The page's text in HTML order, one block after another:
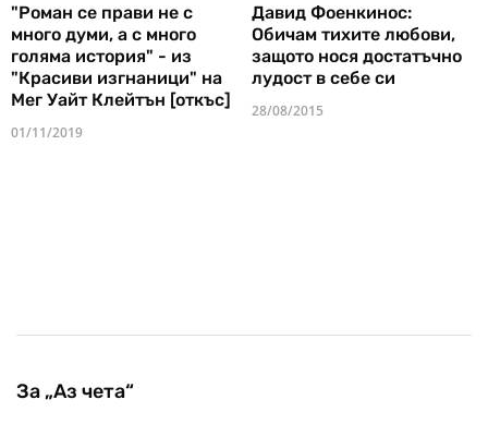
"Роман се прави не с
много думи, а с много
голяма история" - из
"Красиви изгнаници" на
Мег Уайт Клейтън [откъс]
01/11/2019
Давид Фоенкинос:
Обичам тихите любови,
защото нося достатъчно
лудост в себе си
28/08/2015
За „Аз чета“